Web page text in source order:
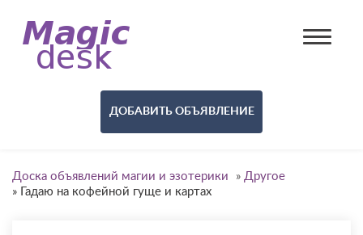
ДОБАВИТЬ ОБЪЯВЛЕНИЕ
Доска объявлений магии и эзотерики » Другое
»
Гадаю на кофейной гуще и картах